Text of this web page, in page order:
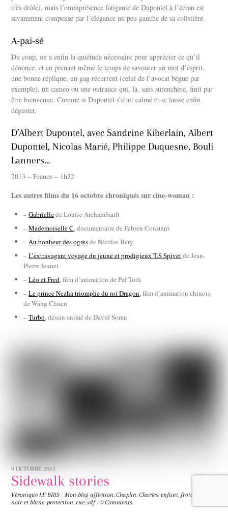
très drôle), mais l’omniprésence fatigante de Dupontel à l’écran est
savamment compensé par l’élégance un peu gauche de sa colistière.
A-pai-sé
Du coup, on a enfin la quiétude nécessaire pour apprécier ce qu’il
dénonce, et en prenant même le temps de savourer un mot d’esprit,
une bonne réplique, un gag récurrent (celui de l’avocat bègue par
exemple), un cameo ou une outrance qui, là, sans surenchère, finit par
être bienvenue. Comme si Dupontel s’était calmé et se laisse enfin
déguster.
D’Albert Dupontel, avec Sandrine Kiberlain, Albert
Dupontel, Nicolas Marié, Philippe Duquesne, Bouli
Lanners…
2013 – France – 1h22
Les autres films du 16 octobre chroniqués sur cine-woman :
–Gabriellede Louise Archambault
–Mademoiselle C, documentaire de Fabien Constant
–Au bonheur des ogresde Nicolas Bary
–L’extravagant voyage du jeune et prodigieux T.S Spivetde Jean-
Pierre Jeunet
–Léo et Fred, film d’animation de Pal Toth
–Le prince Nezha triomphe du roi Dragon, film d’animation chinois
de Wang Chuen
–Turbo, dessin animé de David Soren
9 OCTOBRE 2013
Sidewalk stories
Véronique LE BRIS / Mon blog affection,Chaplin,Charles,enfant, froid
noir et blanc,protection,rue,sdf / 0 Comments